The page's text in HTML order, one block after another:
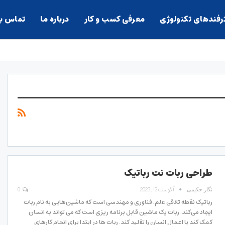
تکنولوژی معرفی کسب و کار درباره ما تماس
طراحی ربات نت رباتیک
نگار حکیمی آگوست 12, 2023
رباتیک نقطه تلاقی علم، فناوری و مهندسی است که ماشین‌هایی به نام ربات
ایجاد می‌کند. ربات یک ماشین قابل برنامه ریزی است که می تواند به انسان
کمک کند یا اعمال انسان را تقلید کند. ربات ها در ابتدا برای انجام کارهای